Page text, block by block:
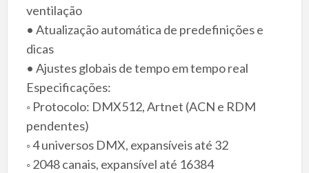
ventilação
• Atualização automática de predefinições e
dicas
• Ajustes globais de tempo em tempo real
Especificações:
◦ Protocolo: DMX512, Artnet (ACN e RDM
pendentes)
◦ 4 universos DMX, expansíveis até 32
◦ 2048 canais, expansível até 16384